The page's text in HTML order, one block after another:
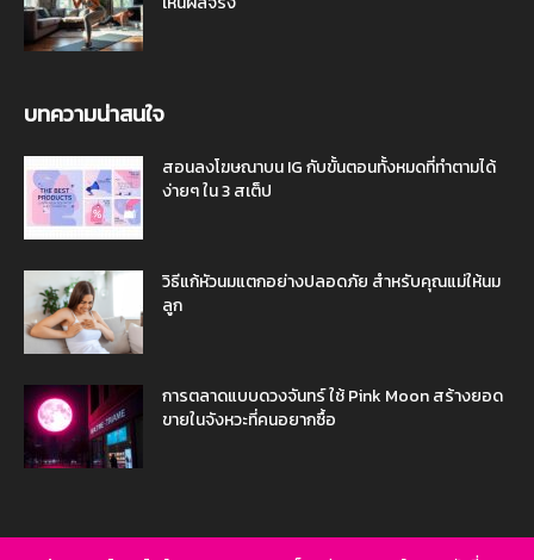
บทความน่าสนใจ
สอนลงโฆษณาบน IG กับขั้นตอนทั้งหมดที่ทำตามได้
ง่ายๆ ใน 3 สเต็ป
วิธีแก้หัวนมแตกอย่างปลอดภัย สำหรับคุณแม่ให้นม
ลูก
การตลาดแบบดวงจันทร์ ใช้ Pink Moon สร้างยอด
ขายในจังหวะที่คนอยากซื้อ